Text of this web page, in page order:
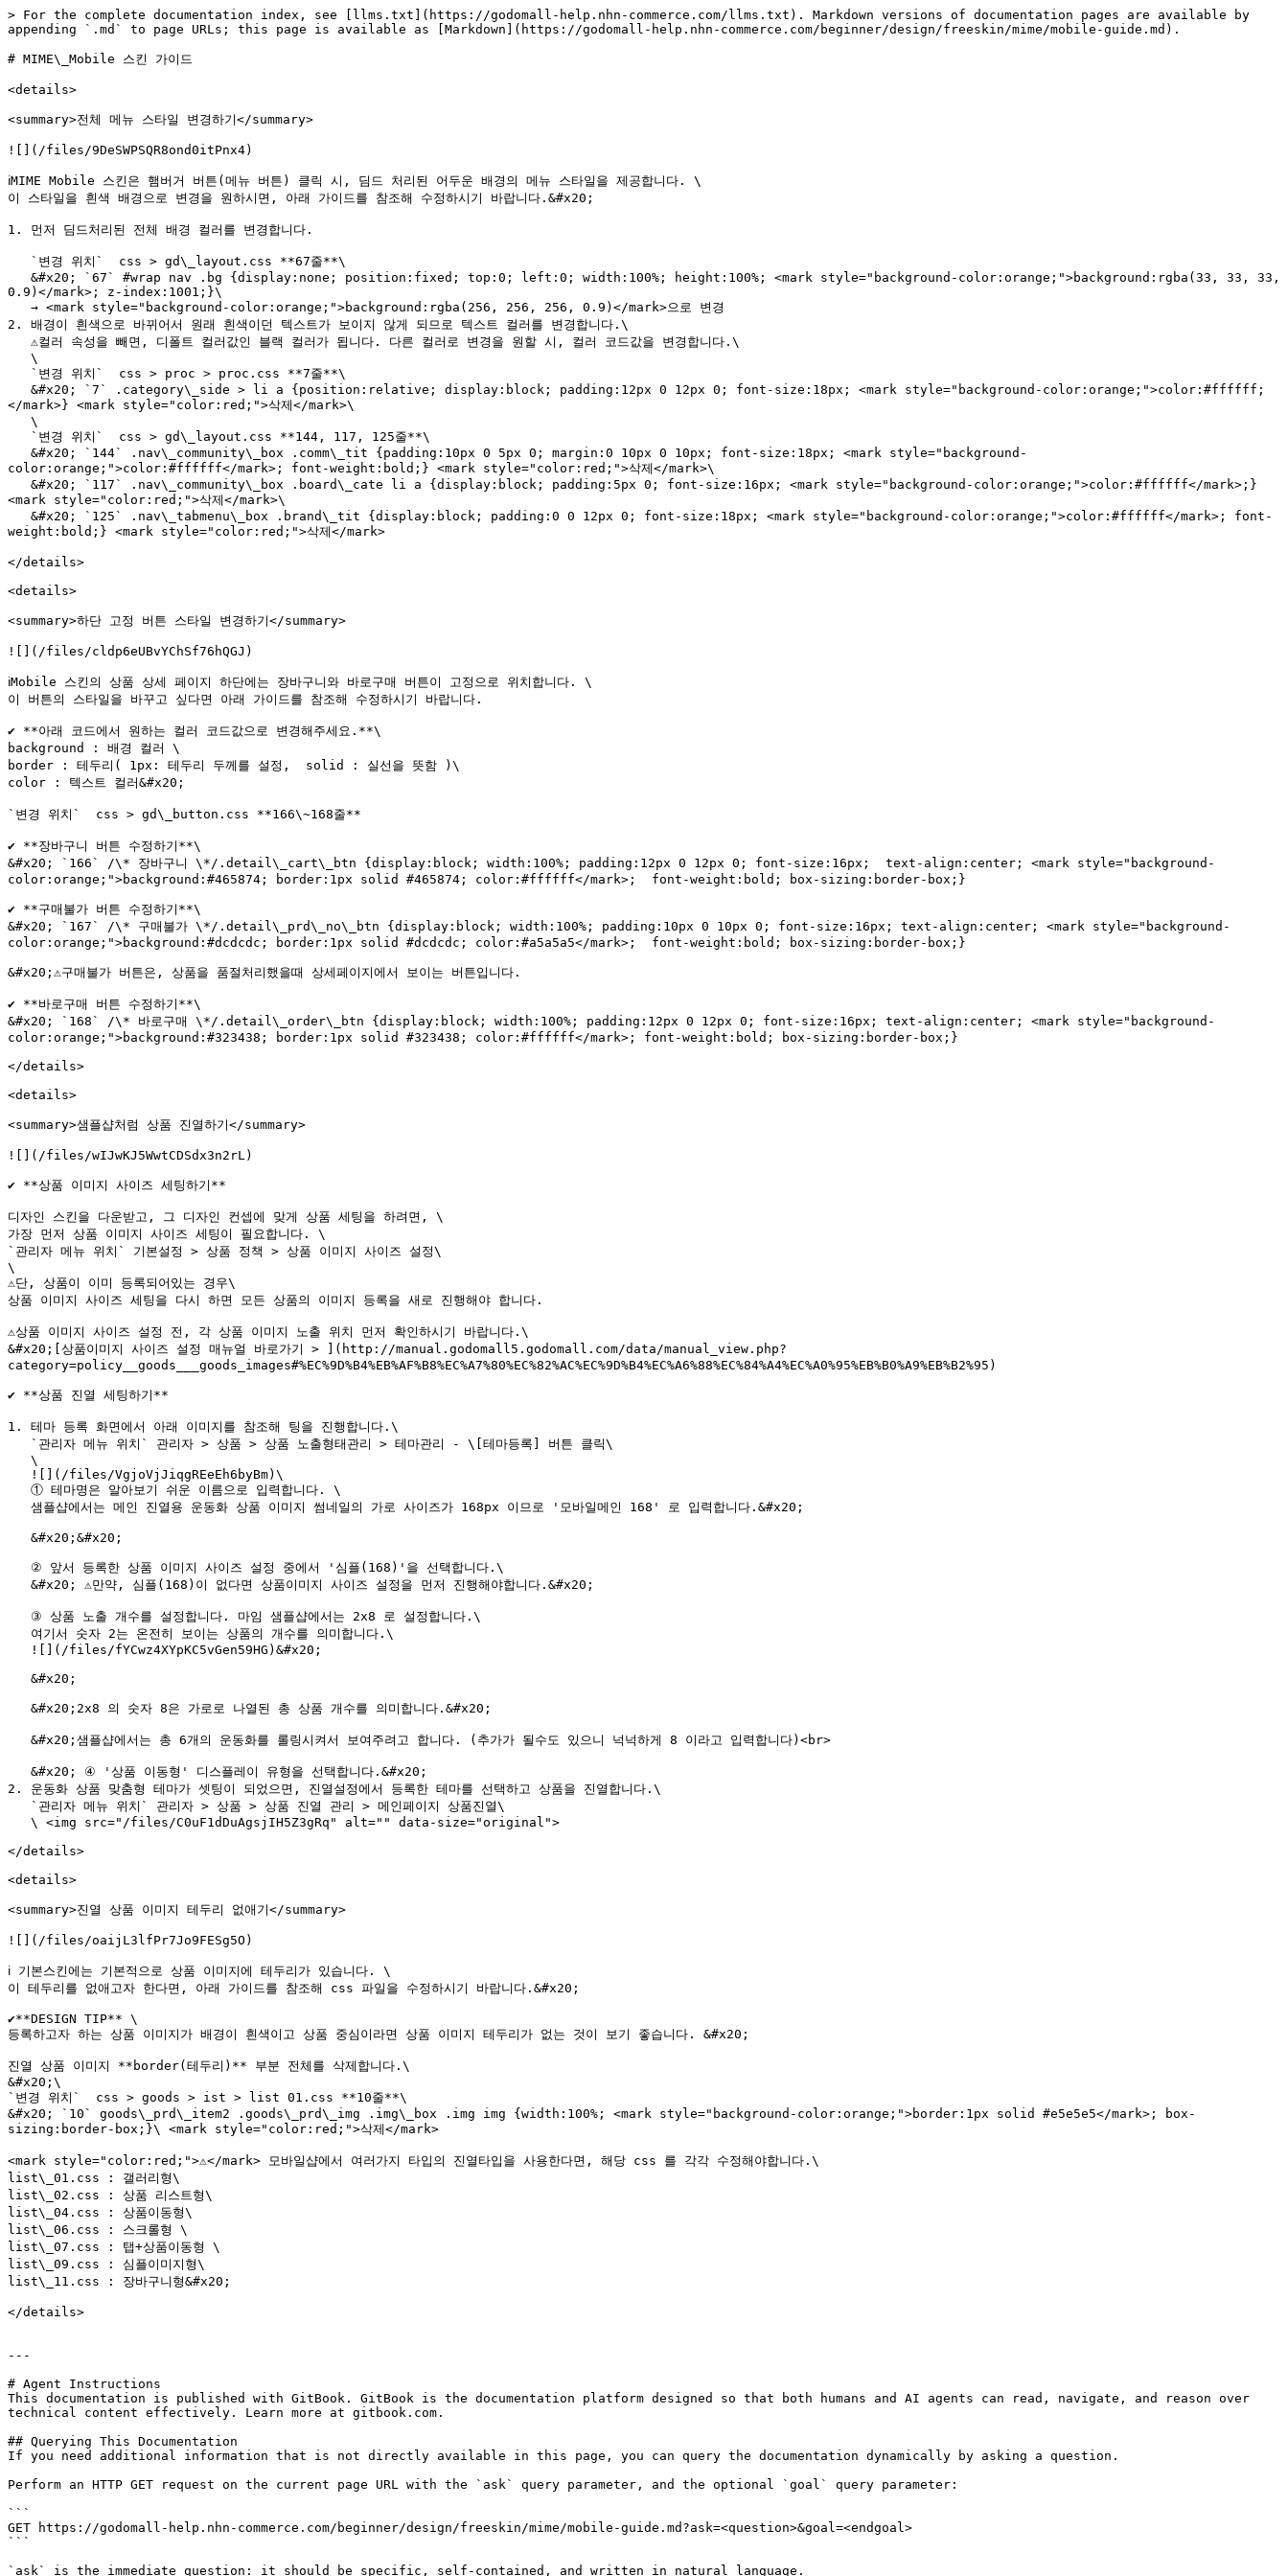
> For the complete documentation index, see [llms.txt](https://godomall-help.nhn-commerce.com/llms.txt). Markdown versions of documentation pages are available by
appending `.md` to page URLs; this page is available as [Markdown](https://godomall-help.nhn-commerce.com/beginner/design/freeskin/mime/mobile-guide.md).
# MIME\_Mobile 스킨 가이드
<details>
<summary>전체 메뉴 스타일 변경하기</summary>
![](/files/9DeSWPSQR8ond0itPnx4)
ℹ️MIME Mobile 스킨은 햄버거 버튼(메뉴 버튼) 클릭 시, 딤드 처리된 어두운 배경의 메뉴 스타일을 제공합니다. \
이 스타일을 흰색 배경으로 변경을 원하시면, 아래 가이드를 참조해 수정하시기 바랍니다.&#x20;
1. 먼저 딤드처리된 전체 배경 컬러를 변경합니다.
0.9)</mark>; z-index:1001;}\
2. 배경이 흰색으로 바뀌어서 원래 흰색이던 텍스트가 보이지 않게 되므로 텍스트 컬러를 변경합니다.\
</mark>} <mark style="color:red;">삭제</mark>\
color:orange;">color:#ffffff</mark>; font-weight:bold;} <mark style="color:red;">삭제</mark>\
<mark style="color:red;">삭제</mark>\
weight:bold;} <mark style="color:red;">삭제</mark>
</details>
<details>
<summary>하단 고정 버튼 스타일 변경하기</summary>
![](/files/cldp6eUBvYChSf76hQGJ)
ℹ️Mobile 스킨의 상품 상세 페이지 하단에는 장바구니와 바로구매 버튼이 고정으로 위치합니다. \
이 버튼의 스타일을 바꾸고 싶다면 아래 가이드를 참조해 수정하시기 바랍니다.
✔️ **아래 코드에서 원하는 컬러 코드값으로 변경해주세요.**\
background : 배경 컬러 \
border : 테두리( 1px: 테두리 두께를 설정,  solid : 실선을 뜻함 )\
color : 텍스트 컬러&#x20;
`변경 위치`  css > gd\_button.css **166\~168줄**
✔️ **장바구니 버튼 수정하기**\
&#x20; `166` /\* 장바구니 \*/.detail\_cart\_btn {display:block; width:100%; padding:12px 0 12px 0; font-size:16px;  text-align:center; <mark style="background-
color:orange;">background:#465874; border:1px solid #465874; color:#ffffff</mark>;  font-weight:bold; box-sizing:border-box;}
✔️ **구매불가 버튼 수정하기**\
&#x20; `167` /\* 구매불가 \*/.detail\_prd\_no\_btn {display:block; width:100%; padding:10px 0 10px 0; font-size:16px; text-align:center; <mark style="background-
color:orange;">background:#dcdcdc; border:1px solid #dcdcdc; color:#a5a5a5</mark>;  font-weight:bold; box-sizing:border-box;}
&#x20;⚠️구매불가 버튼은, 상품을 품절처리했을때 상세페이지에서 보이는 버튼입니다.
✔️ **바로구매 버튼 수정하기**\
&#x20; `168` /\* 바로구매 \*/.detail\_order\_btn {display:block; width:100%; padding:12px 0 12px 0; font-size:16px; text-align:center; <mark style="background-
color:orange;">background:#323438; border:1px solid #323438; color:#ffffff</mark>; font-weight:bold; box-sizing:border-box;}
</details>
<details>
<summary>샘플샵처럼 상품 진열하기</summary>
![](/files/wIJwKJ5WwtCDSdx3n2rL)
✔️ **상품 이미지 사이즈 세팅하기**
디자인 스킨을 다운받고, 그 디자인 컨셉에 맞게 상품 세팅을 하려면, \
가장 먼저 상품 이미지 사이즈 세팅이 필요합니다. \
`관리자 메뉴 위치` 기본설정 > 상품 정책 > 상품 이미지 사이즈 설정\
\
⚠️단, 상품이 이미 등록되어있는 경우\
상품 이미지 사이즈 세팅을 다시 하면 모든 상품의 이미지 등록을 새로 진행해야 합니다.
⚠️상품 이미지 사이즈 설정 전, 각 상품 이미지 노출 위치 먼저 확인하시기 바랍니다.\
&#x20;[상품이미지 사이즈 설정 매뉴얼 바로가기 > ](http://manual.godomall5.godomall.com/data/manual_view.php?
category=policy__goods___goods_images#%EC%9D%B4%EB%AF%B8%EC%A7%80%EC%82%AC%EC%9D%B4%EC%A6%88%EC%84%A4%EC%A0%95%EB%B0%A9%EB%B2%95)
✔️ **상품 진열 세팅하기**
1. 테마 등록 화면에서 아래 이미지를 참조해 팅을 진행합니다.\
2. 운동화 상품 맞춤형 테마가 셋팅이 되었으면, 진열설정에서 등록한 테마를 선택하고 상품을 진열합니다.\
</details>
<details>
<summary>진열 상품 이미지 테두리 없애기</summary>
![](/files/oaijL3lfPr7Jo9FESg5O)
ℹ️ 기본스킨에는 기본적으로 상품 이미지에 테두리가 있습니다. \
이 테두리를 없애고자 한다면, 아래 가이드를 참조해 css 파일을 수정하시기 바랍니다.&#x20;
✔️**DESIGN TIP** \
등록하고자 하는 상품 이미지가 배경이 흰색이고 상품 중심이라면 상품 이미지 테두리가 없는 것이 보기 좋습니다. &#x20;
진열 상품 이미지 **border(테두리)** 부분 전체를 삭제합니다.\
&#x20;\
`변경 위치`  css > goods > ist > list 01.css **10줄**\
&#x20; `10` goods\_prd\_item2 .goods\_prd\_img .img\_box .img img {width:100%; <mark style="background-color:orange;">border:1px solid #e5e5e5</mark>; box-
sizing:border-box;}\ <mark style="color:red;">삭제</mark>
<mark style="color:red;">⚠️</mark> 모바일샵에서 여러가지 타입의 진열타입을 사용한다면, 해당 css 를 각각 수정해야합니다.\
list\_01.css : 갤러리형\
list\_02.css : 상품 리스트형\
list\_04.css : 상품이동형\
list\_06.css : 스크롤형 \
list\_07.css : 탭+상품이동형 \
list\_09.css : 심플이미지형\
list\_11.css : 장바구니형&#x20;
</details>
---
# Agent Instructions
This documentation is published with GitBook. GitBook is the documentation platform designed so that both humans and AI agents can read, navigate, and reason over
technical content effectively. Learn more at gitbook.com.
## Querying This Documentation
If you need additional information that is not directly available in this page, you can query the documentation dynamically by asking a question.
Perform an HTTP GET request on the current page URL with the `ask` query parameter, and the optional `goal` query parameter:
```
GET https://godomall-help.nhn-commerce.com/beginner/design/freeskin/mime/mobile-guide.md?ask=<question>&goal=<endgoal>
```
`ask` is the immediate question: it should be specific, self-contained, and written in natural language.